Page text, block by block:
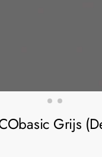
Grijs